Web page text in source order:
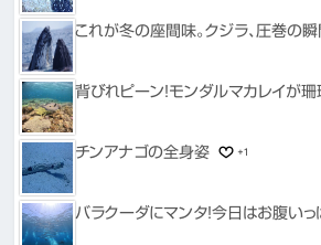
これが冬の座間味。クジラ、圧巻の瞬
背びれピーン！モンダルマカレイが
チンアナゴの全身姿 +1
バラクーダにマンタ！今日はお腹い